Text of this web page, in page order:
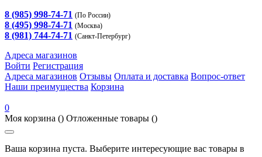
8 (985) 998-74-71 (По России)
8 (495) 998-74-71 (Москва)
8 (981) 744-74-71 (Санкт-Петербург)
Адреса магазинов
Войти Регистрация
Адреса магазинов Отзывы Оплата и доставка Вопрос-ответ
Наши преимущества Корзина
0
Моя корзина () Отложенные товары ()
Ваша корзина пуста. Выберите интересующие вас товары в